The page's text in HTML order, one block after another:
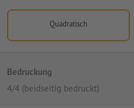
Quadratisch
Bedruckung
4/4 (beidseitig bedruckt)